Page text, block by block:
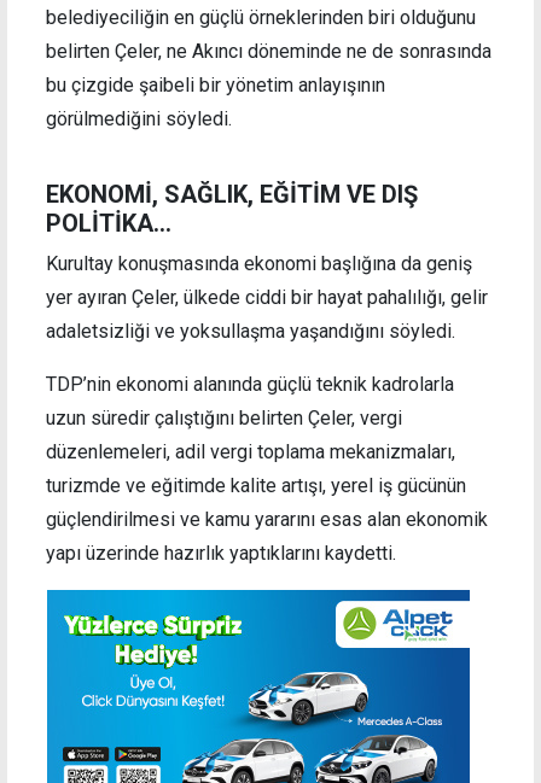
belediyeciliğin en güçlü örneklerinden biri olduğunu
belirten Çeler, ne Akıncı döneminde ne de sonrasında
bu çizgide şaibeli bir yönetim anlayışının
görülmediğini söyledi.
EKONOMİ, SAĞLIK, EĞİTİM VE DIŞ
POLİTİKA...
Kurultay konuşmasında ekonomi başlığına da geniş
yer ayıran Çeler, ülkede ciddi bir hayat pahalılığı, gelir
adaletsizliği ve yoksullaşma yaşandığını söyledi.
TDP’nin ekonomi alanında güçlü teknik kadrolarla
uzun süredir çalıştığını belirten Çeler, vergi
düzenlemeleri, adil vergi toplama mekanizmaları,
turizmde ve eğitimde kalite artışı, yerel iş gücünün
güçlendirilmesi ve kamu yararını esas alan ekonomik
yapı üzerinde hazırlık yaptıklarını kaydetti.